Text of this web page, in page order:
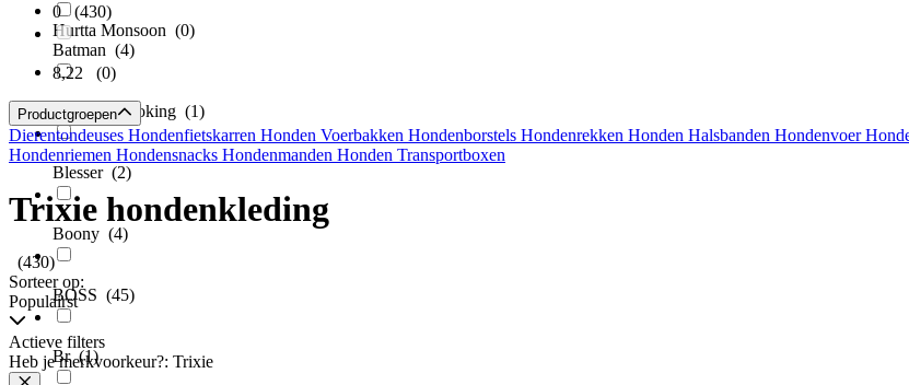
Batman (4)
Big Buy Cooking (1)
Blesser (2)
Boony (4)
BOSS (45)
Br(1)
Hurtta Monsoon (0)
0(430)
8,22 (0)
Productgroepen
Dierentondeuses Hondenfietskarren Honden Voerbakken Hondenborstels Hondenrekken Honden Halsbanden Hondenvoer
Hondenriemen Hondensnacks Hondenmanden Honden Transportboxen
Trixie hondenkleding
(430)
Sorteer op:
Populairst
Actieve filters
Heb je merkvoorkeur?: Trixie